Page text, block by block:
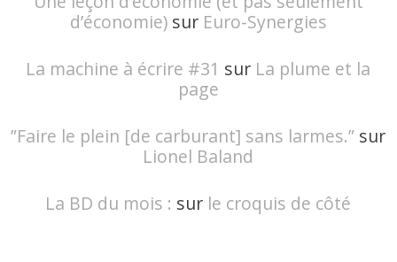
d’économie)sur Euro-Synergies
La machine à écrire #31 sur La plume et la
page
”Faire le plein [de carburant] sans larmes.” sur
Lionel Baland
La BD du mois : sur le croquis de côté